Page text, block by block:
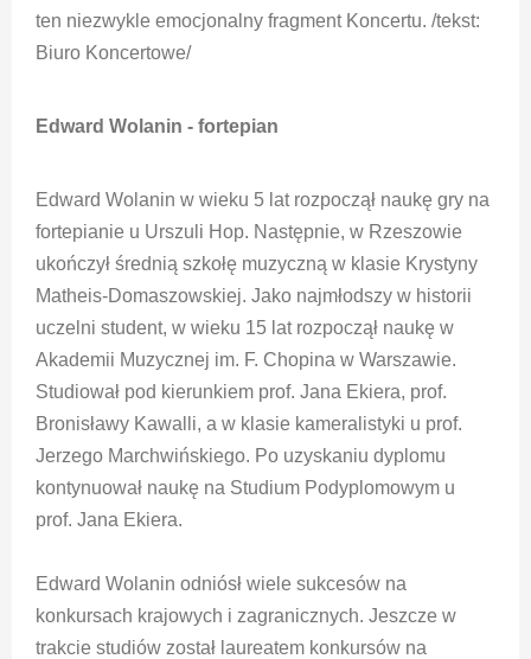
ten niezwykle emocjonalny fragment Koncertu. /tekst:
Biuro Koncertowe/
Edward Wolanin - fortepian
Edward Wolanin w wieku 5 lat rozpoczął naukę gry na
fortepianie u Urszuli Hop. Następnie, w Rzeszowie
ukończył średnią szkołę muzyczną w klasie Krystyny
Matheis-Domaszowskiej. Jako najmłodszy w historii
uczelni student, w wieku 15 lat rozpoczął naukę w
Akademii Muzycznej im. F. Chopina w Warszawie.
Studiował pod kierunkiem prof. Jana Ekiera, prof.
Bronisławy Kawalli, a w klasie kameralistyki u prof.
Jerzego Marchwińskiego. Po uzyskaniu dyplomu
kontynuował naukę na Studium Podyplomowym u
prof. Jana Ekiera.
Edward Wolanin odniósł wiele sukcesów na
konkursach krajowych i zagranicznych. Jeszcze w
trakcie studiów został laureatem konkursów na